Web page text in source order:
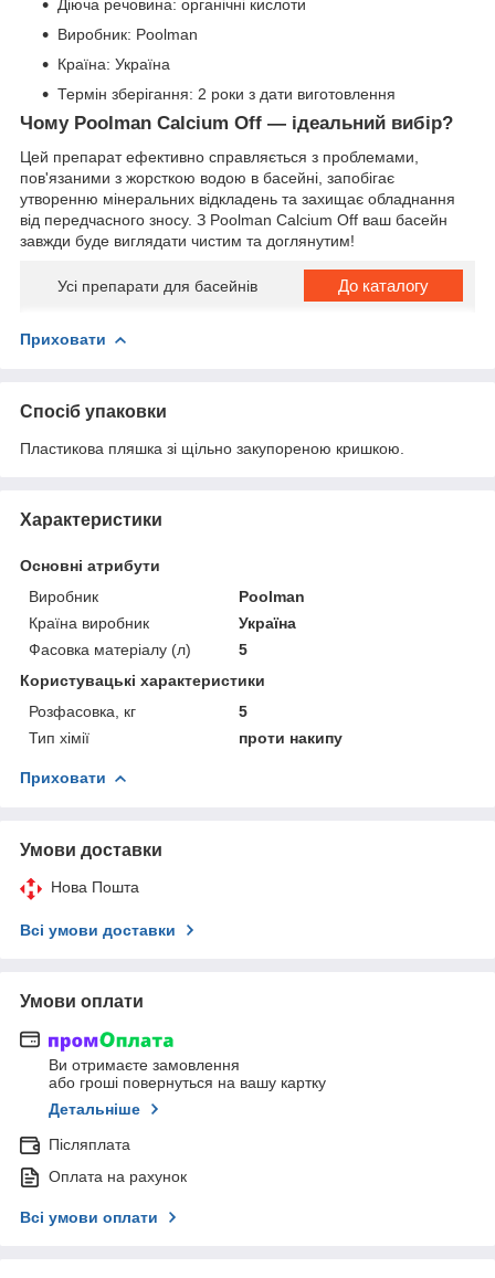
Діюча речовина: органічні кислоти
Виробник: Poolman
Країна: Україна
Термін зберігання: 2 роки з дати виготовлення
Чому Poolman Calcium Off — ідеальний вибір?
Цей препарат ефективно справляється з проблемами,
пов'язаними з жорсткою водою в басейні, запобігає
утворенню мінеральних відкладень та захищає обладнання
від передчасного зносу. З Poolman Calcium Off ваш басейн
завжди буде виглядати чистим та доглянутим!
Усі препарати для басейнів До каталогу
Приховати
Спосіб упаковки
Пластикова пляшка зі щільно закупореною кришкою.
Характеристики
Основні атрибути
Виробник
Poolman
Країна виробник
Україна
Фасовка матеріалу (л)
5
Користувацькі характеристики
Розфасовка, кг
5
Тип хімії
проти накипу
Приховати
Умови доставки
Нова Пошта
Всі умови доставки
Умови оплати
Ви отримаєте замовлення
або гроші повернуться на вашу картку
Детальніше
Післяплата
Оплата на рахунок
Всі умови оплати